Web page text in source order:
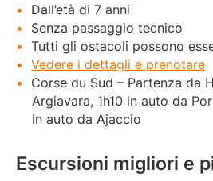
Dall’età di 7 anni
Senza passaggio tecnico
Tutti gli ostacoli possono
Vedere i dettagli e prenotare
Corse du Sud – Partenza da
Argiavara, 1h10 in auto da
in auto da Ajaccio
Escursioni migliori e